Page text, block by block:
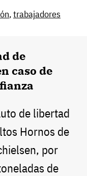
,trabajadores
de
caso de
de libertad
Hornos de
por
de